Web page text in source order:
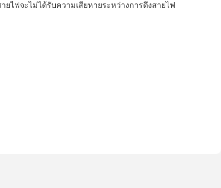
ไฟจะไม่ได้รับความเสียหายระหว่างการดึงสายไฟ